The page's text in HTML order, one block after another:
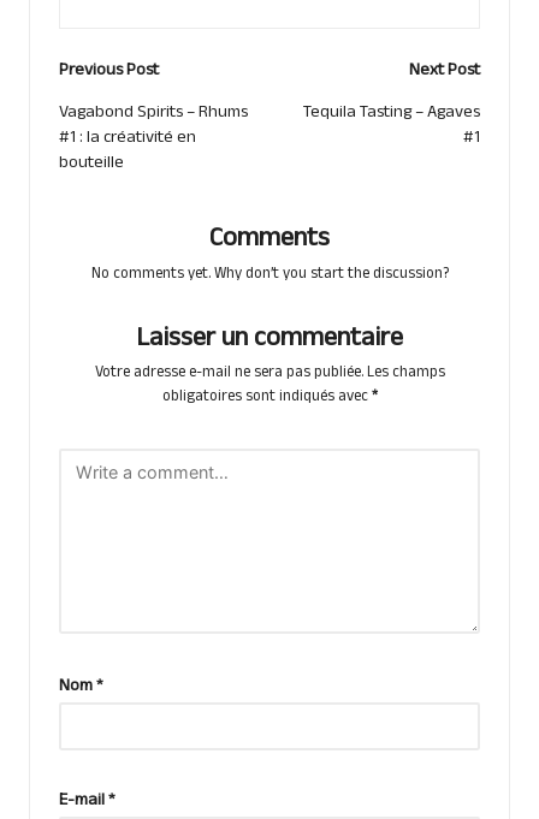
Post
navigation
Previous Post
Vagabond Spirits – Rhums
#1 : la créativité en
bouteille
Next Post
Tequila Tasting – Agaves
#1
Comments
No comments yet. Why don’t you start the discussion?
Laisser un commentaire
Votre adresse e-mail ne sera pas publiée.Les champs
obligatoires sont indiqués avec*
Nom*
E-mail*